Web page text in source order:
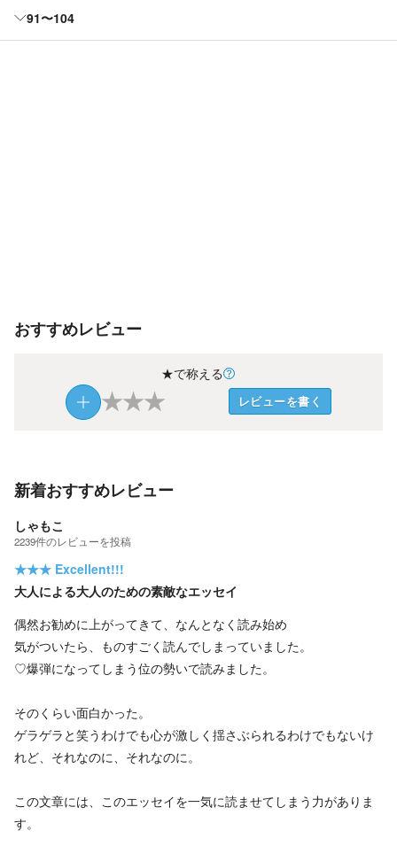
91〜104
おすすめレビュー
★で称える
★★★ レビューを書く
新着おすすめレビュー
しゃもこ
2239件のレビューを投稿
★★★ Excellent!!!
大人による大人のための素敵なエッセイ
偶然お勧めに上がってきて、なんとなく読み始め
気がついたら、ものすごく読んでしまっていました。
♡爆弾になってしまう位の勢いで読みました。
そのくらい面白かった。
ゲラゲラと笑うわけでも心が激しく揺さぶられるわけでもないけ
れど、それなのに、それなのに。
この文章には、このエッセイを一気に読ませてしまう力がありま
す。